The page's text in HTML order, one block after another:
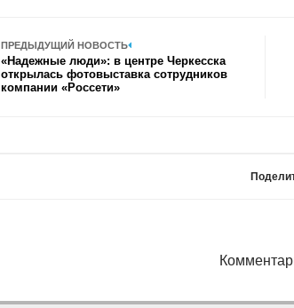
ПРЕДЫДУЩИЙ НОВОСТЬ
«Надежные люди»: в центре Черкесска
открылась фотовыставка сотрудников
компании «Россети»